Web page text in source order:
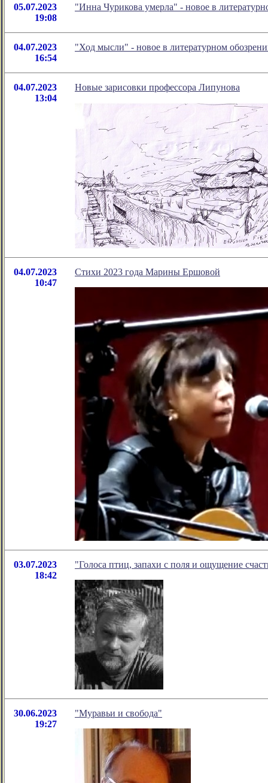
05.07.2023
19:08
"Инна Чурикова умерла" - новое в
04.07.2023
16:54
"Ход мысли" - новое в литературном
04.07.2023
13:04
Новые зарисовки профессора Липунова
04.07.2023
10:47
Стихи 2023 года Марины Ершовой
03.07.2023
18:42
"Голоса птиц, запахи с поля и ощущение
30.06.2023
19:27
"Муравьи и свобода"